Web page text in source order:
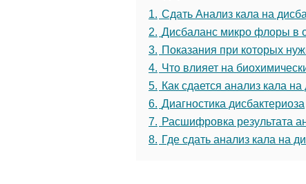
1. Сдать Анализ кала на
2. Дисбаланс микро флоры в
3. Показания при которых
4. Что влияет на
5. Как сдается анализ кала на
6. Диагностика дисбактериоза
7. Расшифровка результата
8. Где сдать анализ кала на